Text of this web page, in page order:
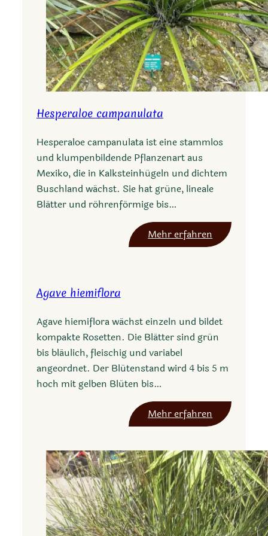
Hesperaloe campanulata
Hesperaloe campanulata ist eine stammlos
und klumpenbildende Pflanzenart aus
Mexiko, die in Kalksteinhügeln und dichtem
Buschland wächst. Sie hat grüne, lineale
Blätter und röhrenförmige bis…
Mehr erfahren
H
r
a
o
c
a
p
a
n
u
l
a
Agave hiemiflora
Agave hiemiflora wächst einzeln und bildet
kompakte Rosetten. Die Blätter sind grün
bis bläulich, fleischig und variabel
angeordnet. Der Blütenstand wird 4 bis 5 m
hoch mit gelben Blüten bis…
Mehr erfahren
A
a
v
e
h
i